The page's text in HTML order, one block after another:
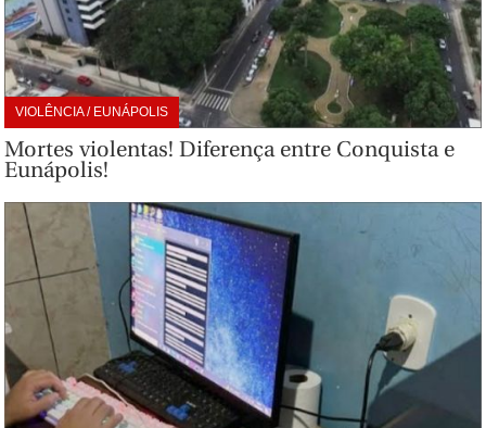
VIOLÊNCIA / EUNÁPOLIS
Mortes violentas! Diferença entre Conquista e
Eunápolis!